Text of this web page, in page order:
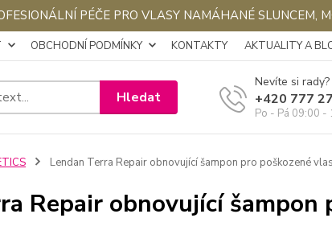
PÉČE PRO VLASY NAMÁHANÉ SLUNCEM,
OBCHODNÍ PODMÍNKY KONTAKTY AKTUALITY A
Hledat
Nevíte si
+420 777
Po - Pá 09:00 -
Lendan Terra Repair obnovující šampon pro poškozené
Repair obnovující šampon